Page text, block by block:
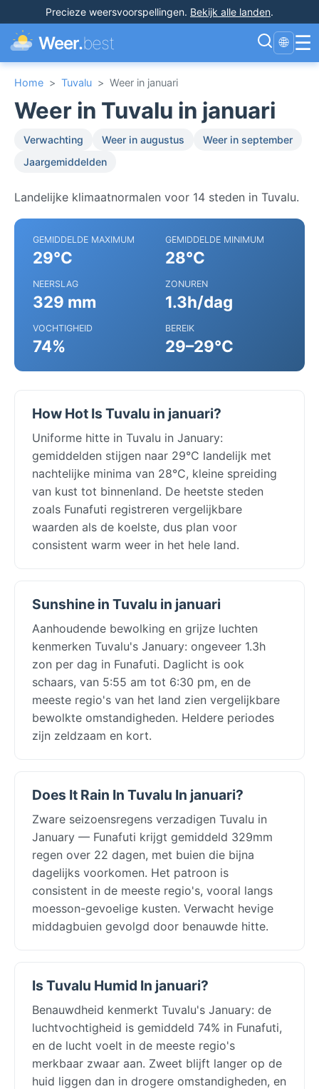
Precieze weersvoorspellingen. Bekijk alle landen.
Weer.best 🌐 ☰
Home > Tuvalu > Weer in januari
Weer in Tuvalu in januari
Verwachting Weer in augustus
Weer in september
Jaargemiddelden
Landelijke klimaatnormalen voor 14 steden in Tuvalu.
GEMIDDELDE MAXIMUM
29°C
GEMIDDELDE MINIMUM
28°C
NEERSLAG
329 mm
ZONUREN
1.3h/dag
VOCHTIGHEID
74%
BEREIK
29–29°C
How Hot Is Tuvalu in januari?
Uniforme hitte in Tuvalu in January:
gemiddelden stijgen naar 29°C landelijk met
nachtelijke minima van 28°C, kleine spreiding
van kust tot binnenland. De heetste steden
zoals Funafuti registreren vergelijkbare
waarden als de koelste, dus plan voor
consistent warm weer in het hele land.
Sunshine in Tuvalu in januari
Aanhoudende bewolking en grijze luchten
kenmerken Tuvalu's January: ongeveer 1.3h
zon per dag in Funafuti. Daglicht is ook
schaars, van 5:55 am tot 6:30 pm, en de
meeste regio's van het land zien vergelijkbare
bewolkte omstandigheden. Heldere periodes
zijn zeldzaam en kort.
Does It Rain In Tuvalu In januari?
Zware seizoensregens verzadigen Tuvalu in
January — Funafuti krijgt gemiddeld 329mm
regen over 22 dagen, met buien die bijna
dagelijks voorkomen. Het patroon is
consistent in de meeste regio's, vooral langs
moesson-gevoelige kusten. Verwacht hevige
middagbuien gevolgd door benauwde hitte.
Is Tuvalu Humid In januari?
Benauwdheid kenmerkt Tuvalu's January: de
luchtvochtigheid is gemiddeld 74% in Funafuti,
en de lucht voelt in de meeste regio's
merkbaar zwaar aan. Zweet blijft langer op de
huid liggen dan in drogere omstandigheden, en